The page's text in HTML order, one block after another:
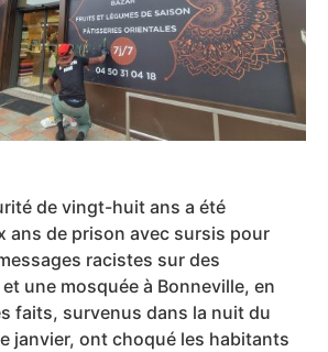
de vingt-huit ans a été
ans de prison avec sursis pour
racistes sur des
une mosquée à Bonneville, en
faits, survenus dans la nuit du
janvier, ont choqué les habitants